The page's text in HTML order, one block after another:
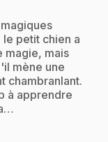
petit chien a
magie, mais
mène une
chambranlant.
à apprendre